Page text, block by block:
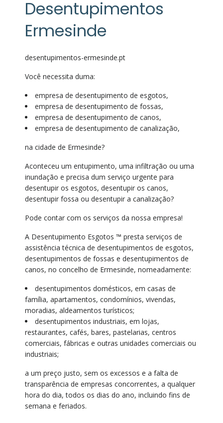
Desentupimentos
Ermesinde
desentupimentos-ermesinde.pt
Você necessita duma:
empresa de desentupimento de esgotos,
empresa de desentupimento de fossas,
empresa de desentupimento de canos,
empresa de desentupimento de canalização,
na cidade de Ermesinde?
Aconteceu um entupimento, uma infiltração ou uma
inundação e precisa dum serviço urgente para
desentupir os esgotos, desentupir os canos,
desentupir fossa ou desentupir a canalização?
Pode contar com os serviços da nossa empresa!
A Desentupimento Esgotos ™ presta serviços de
assistência técnica de desentupimentos de esgotos,
desentupimentos de fossas e desentupimentos de
canos, no concelho de Ermesinde, nomeadamente:
desentupimentos domésticos, em casas de
família, apartamentos, condomínios, vivendas,
moradias, aldeamentos turísticos;
desentupimentos industriais, em lojas,
restaurantes, cafés, bares, pastelarias, centros
comerciais, fábricas e outras unidades comerciais ou
industriais;
a um preço justo, sem os excessos e a falta de
transparência de empresas concorrentes, a qualquer
hora do dia, todos os dias do ano, incluindo fins de
semana e feriados.